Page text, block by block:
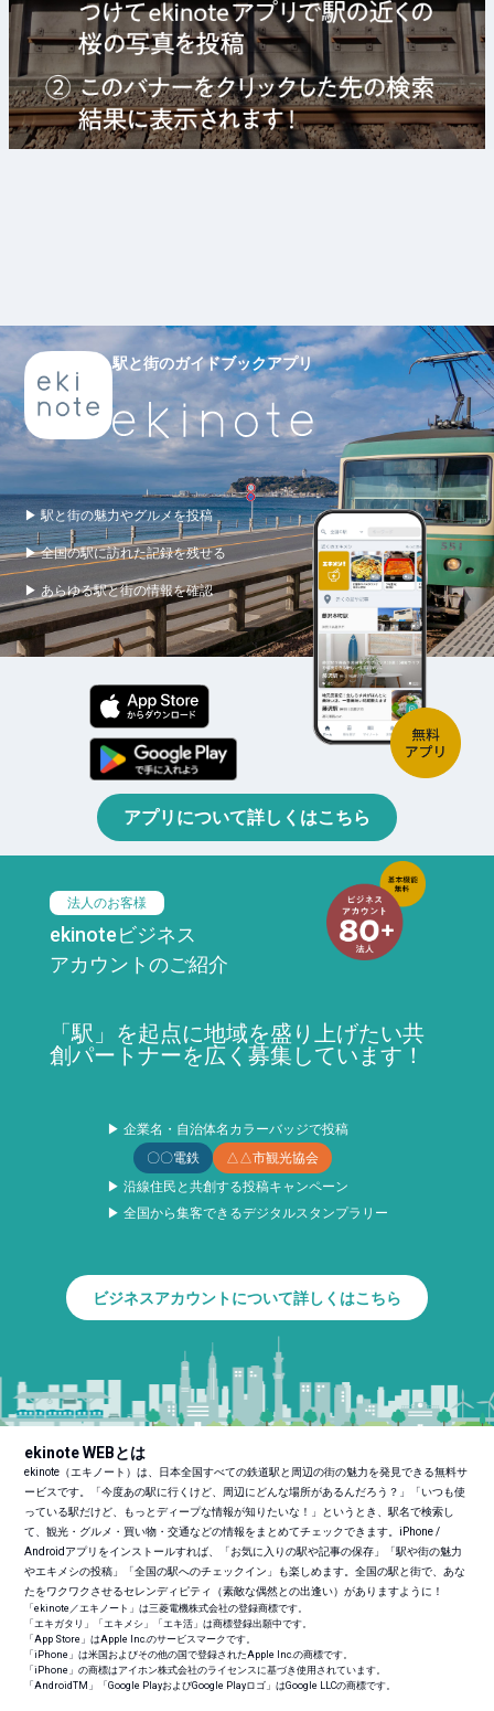
駅と街のガイドブックアプリ
▶ 駅と街の魅力やグルメを投稿
▶ 全国の駅に訪れた記録を残せる
▶ あらゆる駅と街の情報を確認
アプリについて詳しくはこちら
法人のお客様
ekinoteビジネス
アカウントのご紹介
「駅」を起点に地域を盛り上げたい共
創パートナーを広く募集しています！
▶ 企業名・自治体名カラーバッジで投稿
〇〇電鉄
△△市観光協会
▶ 沿線住民と共創する投稿キャンペーン
▶ 全国から集客できるデジタルスタンプラリー
ビジネスアカウントについて詳しくはこちら
ekinote WEBとは
ekinote（エキノート）は、日本全国すべての鉄道駅と周辺の街の魅力を発見できる無料サ
ービスです。「今度あの駅に行くけど、周辺にどんな場所があるんだろう？」「いつも使
っている駅だけど、もっとディープな情報が知りたいな！」というとき、駅名で検索し
て、観光・グルメ・買い物・交通などの情報をまとめてチェックできます。iPhone /
Androidアプリをインストールすれば、「お気に入りの駅や記事の保存」「駅や街の魅力
やエキメシの投稿」「全国の駅へのチェックイン」も楽しめます。全国の駅と街で、あな
たをワクワクさせるセレンディピティ（素敵な偶然との出逢い）がありますように！
「ekinote／エキノート」は三菱電機株式会社の登録商標です。
「エキガタリ」「エキメシ」「エキ活」は商標登録出願中です。
「App Store」はApple Inc.のサービスマークです。
「iPhone」は米国およびその他の国で登録されたApple Inc.の商標です。
「iPhone」の商標はアイホン株式会社のライセンスに基づき使用されています。
「AndroidTM 」「Google PlayおよびGoogle Playロゴ」はGoogle LLCの商標です。